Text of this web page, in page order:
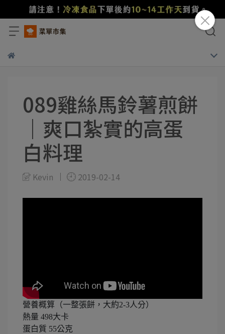
089雞絲馬鈴薯煎餅
｜爽口紮實的高蛋
白料理
Kevin 2019-02-14
營養概算（一整張餅，大約2-3人分）
熱量 498大卡
蛋白質 55公克